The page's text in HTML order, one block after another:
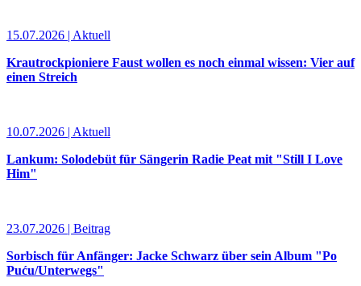
15.07.2026 | Aktuell
Krautrockpioniere Faust wollen es noch einmal wissen: Vier auf
einen Streich
10.07.2026 | Aktuell
Lankum: Solodebüt für Sängerin Radie Peat mit "Still I Love
Him"
23.07.2026 | Beitrag
Sorbisch für Anfänger: Jacke Schwarz über sein Album "Po
Puću/Unterwegs"